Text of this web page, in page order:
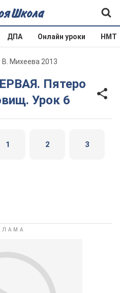
ДПА Онлайн уроки НМТ
В. Михеева 2013
Урок 6
1 2 3